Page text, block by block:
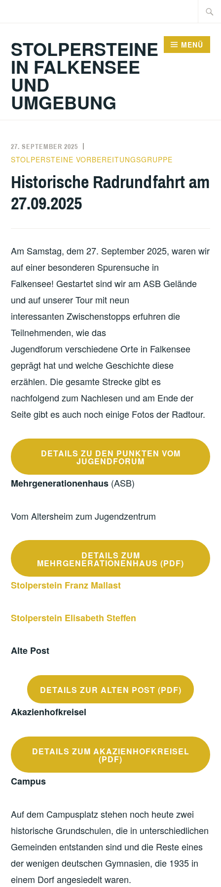
Suche
STOLPERSTEINE
IN FALKENSEE
UND
UMGEBUNG
MENÜ
27. SEPTEMBER 2025
STOLPERSTEINE VORBEREITUNGSGRUPPE
Historische Radrundfahrt am
27.09.2025
Am Samstag, dem 27. September 2025, waren wir
auf einer besonderen Spurensuche in
Falkensee! Gestartet sind wir am ASB Gelände
und auf unserer Tour mit neun
interessanten Zwischenstopps erfuhren die
Teilnehmenden, wie das
Jugendforum verschiedene Orte in Falkensee
geprägt hat und welche Geschichte diese
erzählen. Die gesamte Strecke gibt es
nachfolgend zum Nachlesen und am Ende der
Seite gibt es auch noch einige Fotos der Radtour.
DETAILS ZU DEN PUNKTEN VOM
JUGENDFORUM
Mehrgenerationenhaus (ASB)
Vom Altersheim zum Jugendzentrum
DETAILS ZUM
MEHRGENERATIONENHAUS (PDF)
Stolperstein Franz Mallast
Stolperstein Elisabeth Steffen
Alte Post
DETAILS ZUR ALTEN POST (PDF)
Akazienhofkreisel
DETAILS ZUM AKAZIENHOFKREISEL
(PDF)
Campus
Auf dem Campusplatz stehen noch heute zwei
historische Grundschulen, die in unterschiedlichen
Gemeinden entstanden sind und die Reste eines
der wenigen deutschen Gymnasien, die 1935 in
einem Dorf angesiedelt waren.